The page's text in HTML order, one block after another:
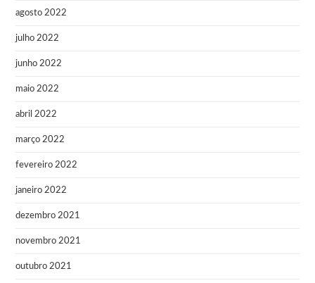
agosto 2022
julho 2022
junho 2022
maio 2022
abril 2022
março 2022
fevereiro 2022
janeiro 2022
dezembro 2021
novembro 2021
outubro 2021